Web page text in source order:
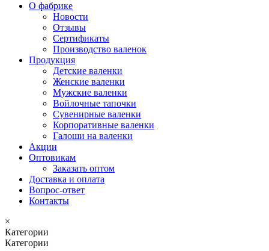
О фабрике
Новости
Отзывы
Сертификаты
Производство валенок
Продукция
Детские валенки
Женские валенки
Мужские валенки
Войлочные тапочки
Сувенирные валенки
Корпоративные валенки
Галоши на валенки
Акции
Оптовикам
Заказать оптом
Доставка и оплата
Вопрос-ответ
Контакты
×
Категории
Категории